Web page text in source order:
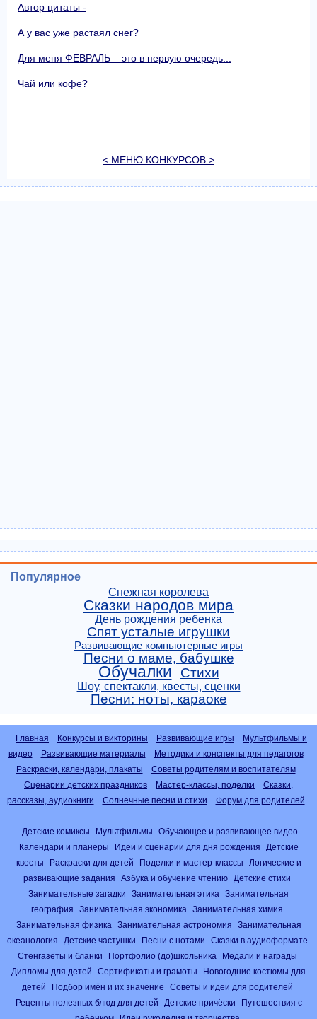
Автор цитаты -
А у вас уже растаял снег?
Для меня ФЕВРАЛЬ – это в первую очередь...
Чай или кофе?
< МЕНЮ КОНКУРСОВ >
Популярное
Снежная королева
Сказки народов мира
День рождения ребенка
Спят усталые игрушки
Развивающие компьютерные игры
Песни о маме, бабушке
Обучалки Стихи
Шоу, спектакли, квесты, сценки
Песни: ноты, караоке
Главная Конкурсы и викторины Развивающие игры
Мультфильмы и
видео
Развивающие материалы
Методики и конспекты для педагогов
Раскраски, календари, плакаты
Советы родителям и воспитателям
Сценарии детских праздников
Мастер-классы, поделки
Сказки,
рассказы, аудиокниги
Солнечные песни и стихи Форум для родителей
Детские комиксы Мультфильмы
Обучающее и развивающее видео
Календари и планеры
Идеи и сценарии для дня рождения
Детские
квесты
Раскраски для детей Поделки и мастер-классы
Логические и
развивающие задания
Азбука и обучение чтению
Детские стихи
Занимательные загадки
Занимательная этика
Занимательная
география
Занимательная экономика
Занимательная химия
Занимательная физика
Занимательная астрономия
Занимательная
океанология
Детские частушки Песни с нотами
Сказки в аудиоформате
Стенгазеты и бланки
Портфолио (до)школьника
Медали и награды
Дипломы для детей
Сертификаты и грамоты
Новогодние костюмы для
детей
Подбор имён и их значение
Советы и идеи для родителей
Рецепты полезных блюд для детей
Детские причёски
Путешествия с